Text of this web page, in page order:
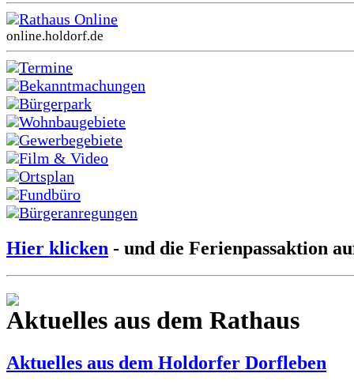
Rathaus Online
online.holdorf.de
Termine
Bekanntmachungen
Bürgerpark
Wohnbaugebiete
Gewerbegebiete
Film & Video
Ortsplan
Fundbüro
Bürgeranregungen
Hier klicken - und die Ferienpassaktion
Aktuelles aus dem Rathaus
Aktuelles aus dem Holdorfer Dorfleben